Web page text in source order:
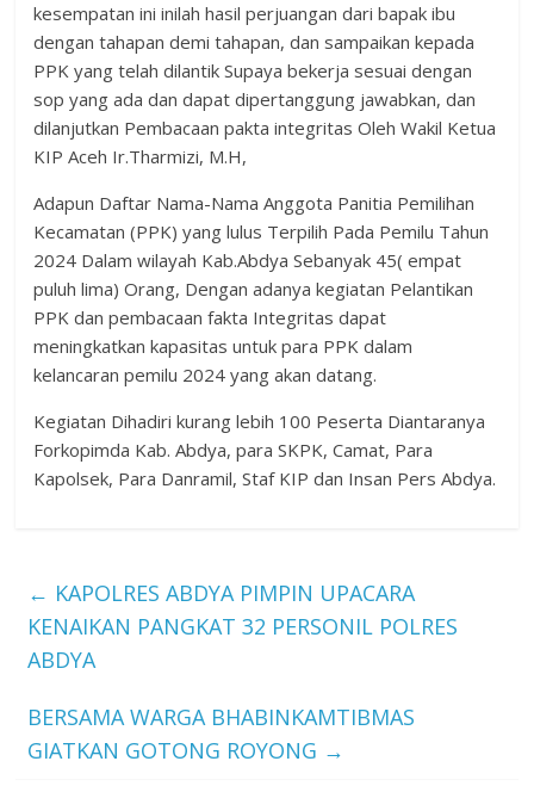
kesempatan ini inilah hasil perjuangan dari bapak ibu
dengan tahapan demi tahapan, dan sampaikan kepada
PPK yang telah dilantik Supaya bekerja sesuai dengan
sop yang ada dan dapat dipertanggung jawabkan, dan
dilanjutkan Pembacaan pakta integritas Oleh Wakil Ketua
KIP Aceh Ir.Tharmizi, M.H,
Adapun Daftar Nama-Nama Anggota Panitia Pemilihan
Kecamatan (PPK) yang lulus Terpilih Pada Pemilu Tahun
2024 Dalam wilayah Kab.Abdya Sebanyak 45( empat
puluh lima) Orang, Dengan adanya kegiatan Pelantikan
PPK dan pembacaan fakta Integritas dapat
meningkatkan kapasitas untuk para PPK dalam
kelancaran pemilu 2024 yang akan datang.
Kegiatan Dihadiri kurang lebih 100 Peserta Diantaranya
Forkopimda Kab. Abdya, para SKPK, Camat, Para
Kapolsek, Para Danramil, Staf KIP dan Insan Pers Abdya.
← KAPOLRES ABDYA PIMPIN UPACARA
KENAIKAN PANGKAT 32 PERSONIL POLRES
ABDYA
BERSAMA WARGA BHABINKAMTIBMAS
GIATKAN GOTONG ROYONG →